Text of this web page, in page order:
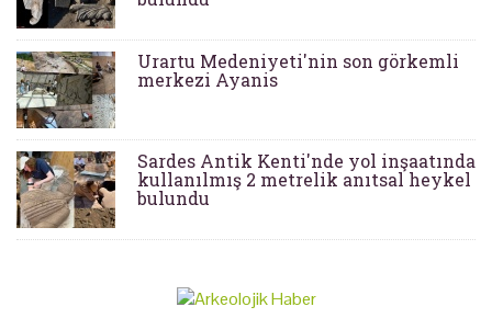
Urartu Medeniyeti'nin son görkemli
merkezi Ayanis
Sardes Antik Kenti'nde yol inşaatında
kullanılmış 2 metrelik anıtsal heykel
bulundu